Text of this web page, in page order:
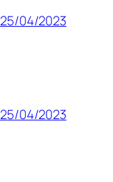
25/04/2023
25/04/2023